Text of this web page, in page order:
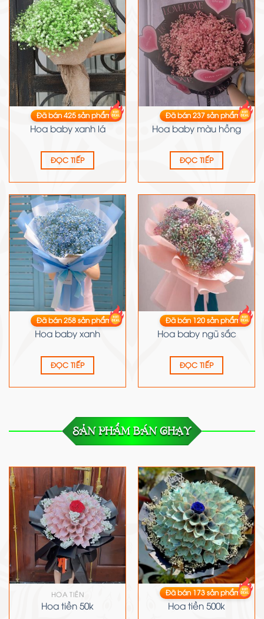
HOA BABY
Hoa baby xanh lá
Đã bán425sản phẩm
ĐỌC TIẾP
HOA BABY
Hoa baby màu hồng
Đã bán237sản phẩm
ĐỌC TIẾP
HOA BABY
Hoa baby xanh
Đã bán258sản phẩm
ĐỌC TIẾP
HOA BABY
Hoa baby ngũ sắc
Đã bán120sản phẩm
ĐỌC TIẾP
SẢN PHẨM BÁN CHẠY
HOA TIỀN
Hoa tiền 50k
HOA TIỀN
Hoa tiền 500k
Đã bán173sản phẩm